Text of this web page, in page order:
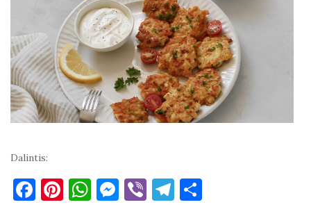
Dalintis:
F Pi W M Vi T